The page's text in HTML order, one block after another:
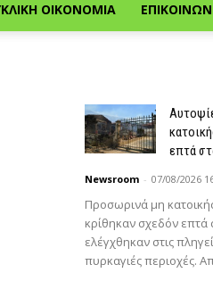
ΟΙΚΟΝΟΜΊΑ
επτά
Newsroom - 07/08/2026
Προσωρινά μη
κρίθηκαν σχεδόν επτά
ελέγχθηκαν στις
πυρκαγιές περιοχές.